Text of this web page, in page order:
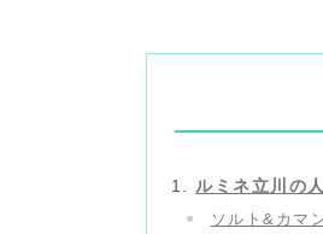
ルミネ立川の
ソルト&カマ